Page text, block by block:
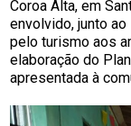
Coroa Alta, em
envolvido, junto
pelo turismo aos
elaboração do
apresentada à